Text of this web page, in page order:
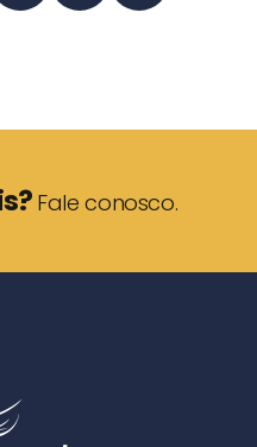
Fale conosco.